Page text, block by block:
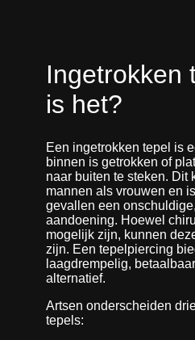
Ingetrokken
is het?
Een ingetrokken tepel is
binnen is getrokken of
naar buiten te steken. Dit
mannen als vrouwen en
gevallen een
aandoening. Hoewel
mogelijk zijn, kunnen
zijn. Een tepelpiercing
laagdrempelig,
alternatief.
Artsen onderscheiden
tepels: